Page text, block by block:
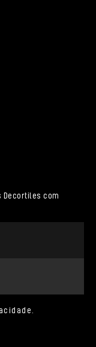
Decortiles com
.